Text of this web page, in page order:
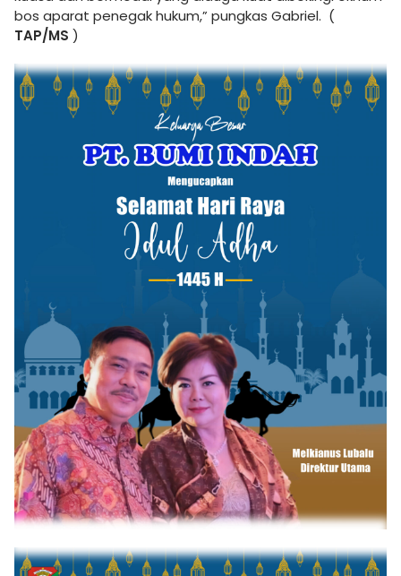
bos aparat penegak hukum,” pungkas Gabriel. (
TAP/MS )